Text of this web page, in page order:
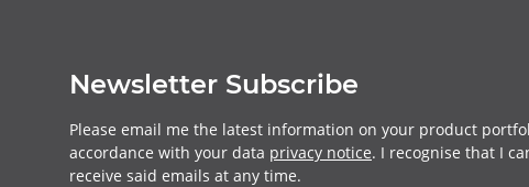
Newsletter Subscribe
Please email me the latest information on your product
accordance with your data privacy notice. I recognise that I
receive said emails at any time.